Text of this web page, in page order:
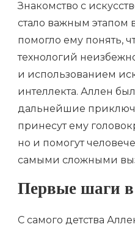
Знакомство с
стало важным этапом
помогло ему понять,
технологий
и использованием
интеллекта. Аллен
дальнейшие
принесут ему
но и помогут
самыми сложными
Первые шаги
С самого детства